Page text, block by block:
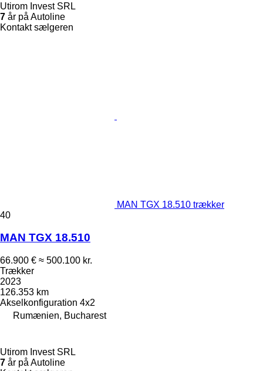
Utirom Invest SRL
7 år på Autoline
Kontakt sælgeren
MAN TGX 18.510 trækker
40
MAN TGX 18.510
66.900 € ≈ 500.100 kr.
Trækker
2023
126.353 km
Akselkonfiguration 4x2
Rumænien, Bucharest
Utirom Invest SRL
7 år på Autoline